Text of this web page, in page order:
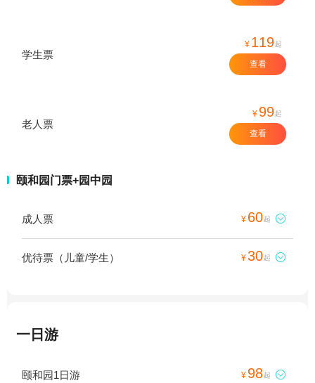
学生票
¥ 119起
查看
老人票
¥ 99起
查看
颐和园门票+园中园
成人票 ¥ 60起 
优待票（儿童/学生） ¥30起 
一日游
颐和园1日游 ¥ 98起 